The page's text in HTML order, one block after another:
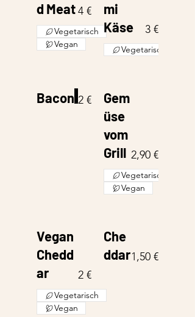
d Meat4 €
Vegetarisch
Vegan
mi
Käse
3 €
Vegetarisch
Bacon 2 €
Gem
üse
vom
Grill 2,90 €
Vegetarisch
Vegan
Vegan
Chedd
ar
2 €
Vegetarisch
Vegan
Che
ddar1,50 €